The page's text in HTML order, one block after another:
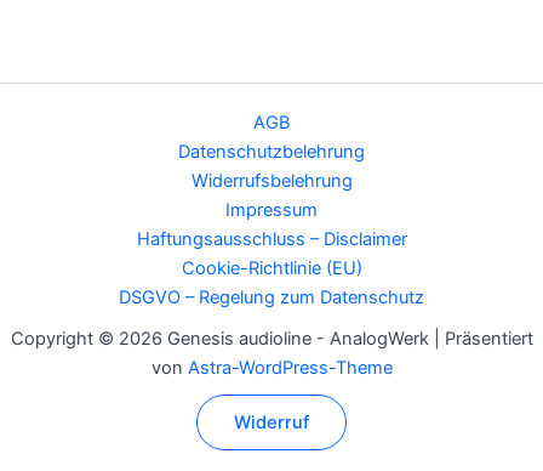
AGB
Datenschutzbelehrung
Widerrufsbelehrung
Impressum
Haftungsausschluss – Disclaimer
Cookie-Richtlinie (EU)
DSGVO – Regelung zum Datenschutz
Copyright © 2026 Genesis audioline - AnalogWerk | Präsentiert
von Astra-WordPress-Theme
Widerruf